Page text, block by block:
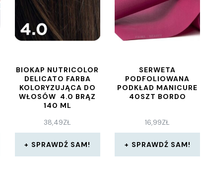
BIOKAP NUTRICOLOR
DELICATO FARBA
KOLORYZUJĄCA DO
WŁOSÓW 4.0 BRĄZ
140 ML
38,49ZŁ
SPRAWDŹ SAM!
SERWETA
PODFOLIOWANA
PODKŁAD MANICURE
40SZT BORDO
16,99ZŁ
SPRAWDŹ SAM!